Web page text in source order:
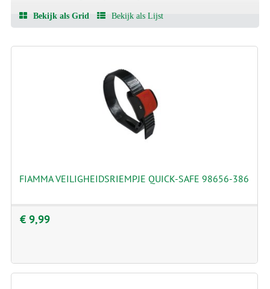
Bekijk als Grid Bekijk als Lijst
FIAMMA VEILIGHEIDSRIEMPJE QUICK-SAFE 98656-386
€ 9,99